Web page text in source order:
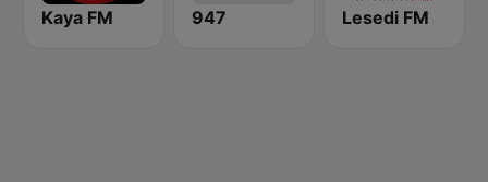
Kaya FM 947 Lesedi FM